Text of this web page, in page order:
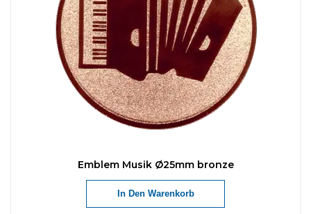
Emblem Musik Ø25mm bronze
In Den Warenkorb